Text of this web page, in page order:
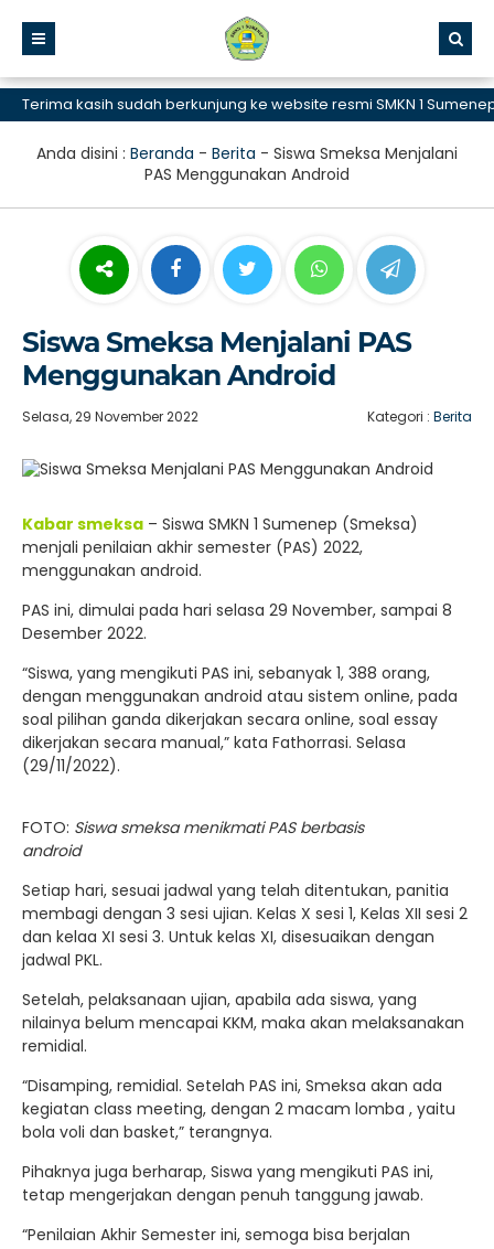
kasih sudah berkunjung ke website resmi SMKN 1 Sumenep,
Anda disini : Beranda - Berita - Siswa Smeksa Menjalani
PAS Menggunakan Android
Siswa Smeksa Menjalani PAS
Menggunakan Android
Selasa, 29 November 2022 Kategori : Berita
Kabar smeksa – Siswa SMKN 1 Sumenep (Smeksa)
menjali penilaian akhir semester (PAS) 2022,
menggunakan android.
PAS ini, dimulai pada hari selasa 29 November, sampai 8
Desember 2022.
“Siswa, yang mengikuti PAS ini, sebanyak 1, 388 orang,
dengan menggunakan android atau sistem online, pada
soal pilihan ganda dikerjakan secara online, soal essay
dikerjakan secara manual,” kata Fathorrasi. Selasa
(29/11/2022).
FOTO: Siswa smeksa menikmati PAS berbasis
android
Setiap hari, sesuai jadwal yang telah ditentukan, panitia
membagi dengan 3 sesi ujian. Kelas X sesi 1, Kelas XII sesi 2
dan kelaa XI sesi 3. Untuk kelas XI, disesuaikan dengan
jadwal PKL.
Setelah, pelaksanaan ujian, apabila ada siswa, yang
nilainya belum mencapai KKM, maka akan melaksanakan
remidial.
“Disamping, remidial. Setelah PAS ini, Smeksa akan ada
kegiatan class meeting, dengan 2 macam lomba , yaitu
bola voli dan basket,” terangnya.
Pihaknya juga berharap, Siswa yang mengikuti PAS ini,
tetap mengerjakan dengan penuh tanggung jawab.
“Penilaian Akhir Semester ini, semoga bisa berjalan